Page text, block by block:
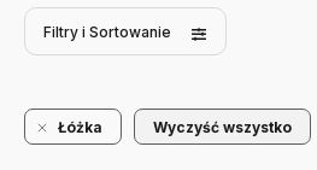
Filtry i Sortowanie
Łóżka Wyczyść wszystko